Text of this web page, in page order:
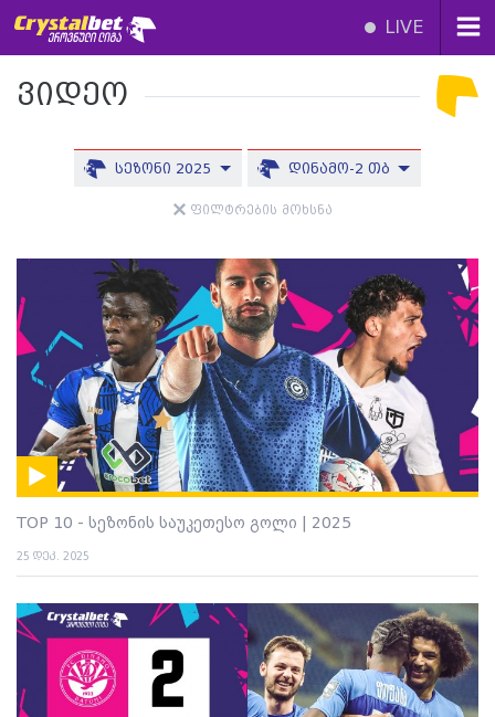
LIVE
ვიდეო
სეზონი 2025 დინამო-2 თბ
ფილტრების მოხსნა
TOP 10 - სეზონის საუკეთესო გოლი | 2025
25 დეკ. 2025